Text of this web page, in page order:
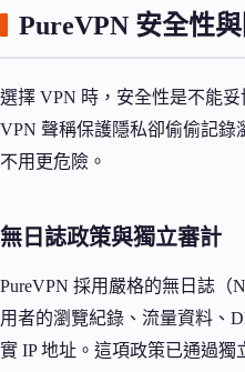
PureVPN 安全性
選擇 VPN 時，安全性是不能
VPN 聲稱保護隱私卻偷偷記錄
不用更危險。
無日誌政策與獨立審計
PureVPN 採用嚴格的無日誌（
用者的瀏覽紀錄、流量資料、
實 IP 地址。這項政策已通過獨